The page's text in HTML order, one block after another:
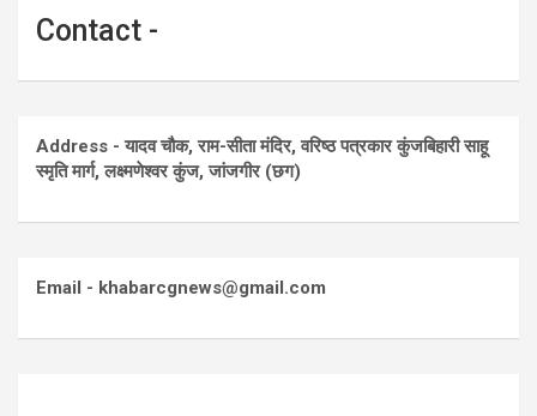
Contact -
Address - यादव चौक, राम-सीता मंदिर, वरिष्ठ पत्रकार कुंजबिहारी साहू
स्मृति मार्ग, लक्ष्मणेश्वर कुंज, जांजगीर (छग)
Email - khabarcgnews@gmail.com